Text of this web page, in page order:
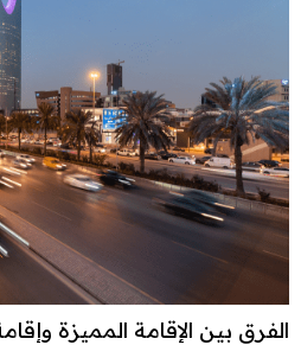
الفرق بين الإقامة المميزة